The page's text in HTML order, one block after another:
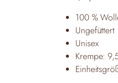
100 %
Ungefüttert
Unisex
Krempe: